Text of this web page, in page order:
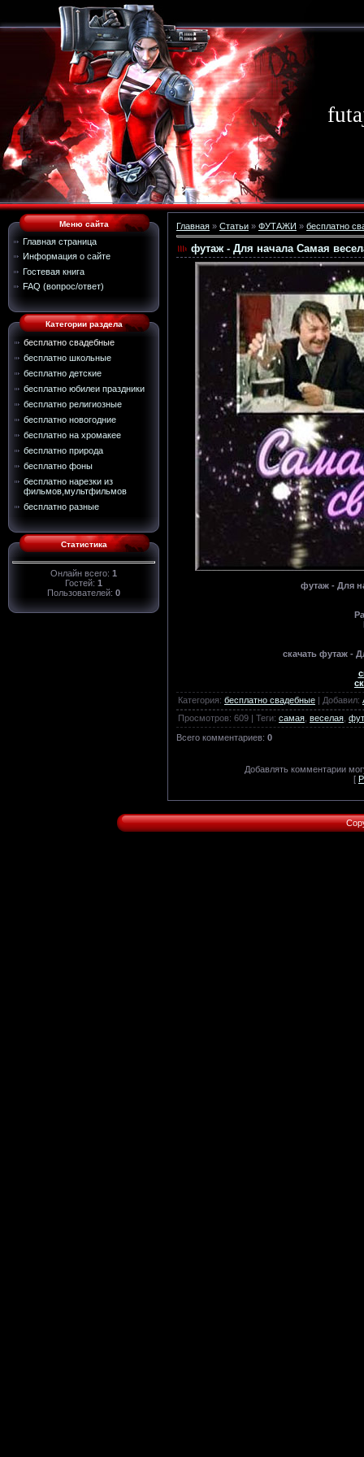
Меню сайта
Главная страница
Информация о сайте
Гостевая книга
FAQ (вопрос/ответ)
Категории раздела
бесплатно свадебные
бесплатно школьные
бесплатно детские
бесплатно юбилеи праздники
бесплатно религиозные
бесплатно новогодние
бесплатно на хромакее
бесплатно природа
бесплатно фоны
бесплатно нарезки из
фильмов,мультфильмов
бесплатно разные
Статистика
Онлайн всего: 1
Гостей: 1
Пользователей: 0
Главная » Статьи » ФУТАЖИ » бесплатно
футаж - Для начала Самая
футаж - Для
скачать футаж -
Категория: бесплатно свадебные | Добавил:
Просмотров: 609 | Теги: самая веселая
Всего комментариев: 0
Добавлять комментарии
[